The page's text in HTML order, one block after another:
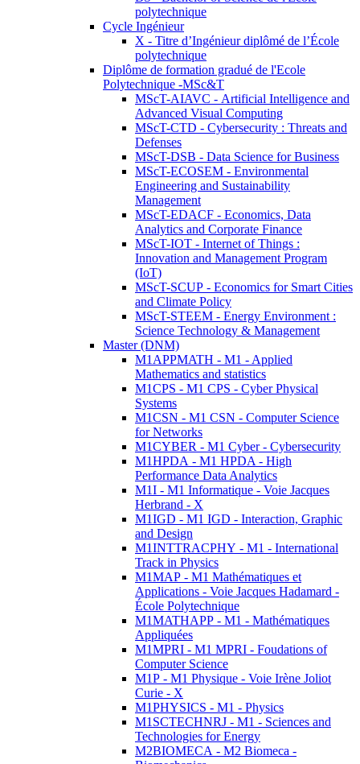
polytechnique
Cycle Ingénieur
X - Titre d’Ingénieur diplômé de l’École
polytechnique
Diplôme de formation gradué de l'Ecole
Polytechnique -MSc&T
MScT-AIAVC - Artificial Intelligence and
Advanced Visual Computing
MScT-CTD - Cybersecurity : Threats and
Defenses
MScT-DSB - Data Science for Business
MScT-ECOSEM - Environmental
Engineering and Sustainability
Management
MScT-EDACF - Economics, Data
Analytics and Corporate Finance
MScT-IOT - Internet of Things :
Innovation and Management Program
(IoT)
MScT-SCUP - Economics for Smart Cities
and Climate Policy
MScT-STEEM - Energy Environment :
Science Technology & Management
Master (DNM)
M1APPMATH - M1 - Applied
Mathematics and statistics
M1CPS - M1 CPS - Cyber Physical
Systems
M1CSN - M1 CSN - Computer Science
for Networks
M1CYBER - M1 Cyber - Cybersecurity
M1HPDA - M1 HPDA - High
Performance Data Analytics
M1I - M1 Informatique - Voie Jacques
Herbrand - X
M1IGD - M1 IGD - Interaction, Graphic
and Design
M1INTTRACPHY - M1 - International
Track in Physics
M1MAP - M1 Mathématiques et
Applications - Voie Jacques Hadamard -
École Polytechnique
M1MATHAPP - M1 - Mathématiques
Appliquées
M1MPRI - M1 MPRI - Foudations of
Computer Science
M1P - M1 Physique - Voie Irène Joliot
Curie - X
M1PHYSICS - M1 - Physics
M1SCTECHNRJ - M1 - Sciences and
Technologies for Energy
M2BIOMECA - M2 Biomeca -